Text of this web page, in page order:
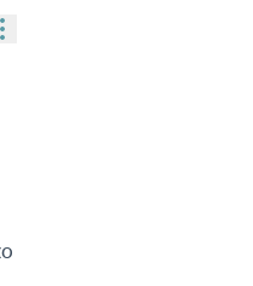
Controles de recursos